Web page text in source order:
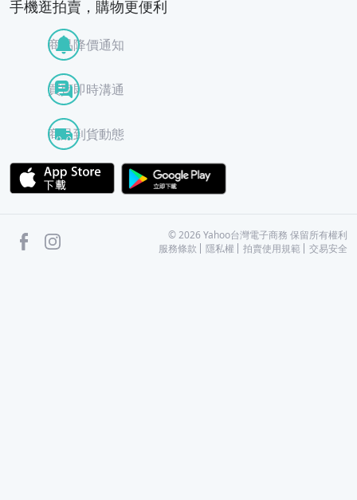
手機逛拍賣，購物更便利
商品降價通知
買賣即時溝通
商品到貨動態
APP Store
facebook ©2026 Yahoo台灣電子商務 保留所有權利
服務條款
隱私權 拍賣使用規範 交易安全